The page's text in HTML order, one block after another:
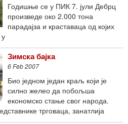
Годишње се у ПИК 7. јули Дебрц
произведе око 2.000 тона
парадајза и краставаца од којих
Зимска бајка
6 Feb 2007
Био једном један краљ који је
силно желео да побољша
економско стање свог народа.
трговаца, занатлија